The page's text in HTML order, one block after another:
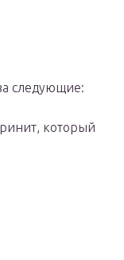
следующие:
который